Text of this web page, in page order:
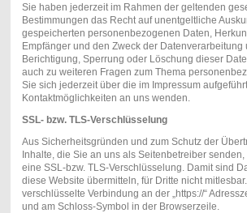
Sie haben jederzeit im Rahmen der geltenden
Bestimmungen das Recht auf unentgeltliche
gespeicherten personenbezogenen Daten,
Empfänger und den Zweck der Datenverarbeitung
Berichtigung, Sperrung oder Löschung dieser
auch zu weiteren Fragen zum Thema
Sie sich jederzeit über die im Impressum
Kontaktmöglichkeiten an uns wenden.
SSL- bzw. TLS-Verschlüsselung
Aus Sicherheitsgründen und zum Schutz der
Inhalte, die Sie an uns als Seitenbetreiber
eine SSL-bzw. TLS-Verschlüsselung. Damit sind
diese Website übermitteln, für Dritte nicht
verschlüsselte Verbindung an der „https://“
und am Schloss-Symbol in der Browserzeile.